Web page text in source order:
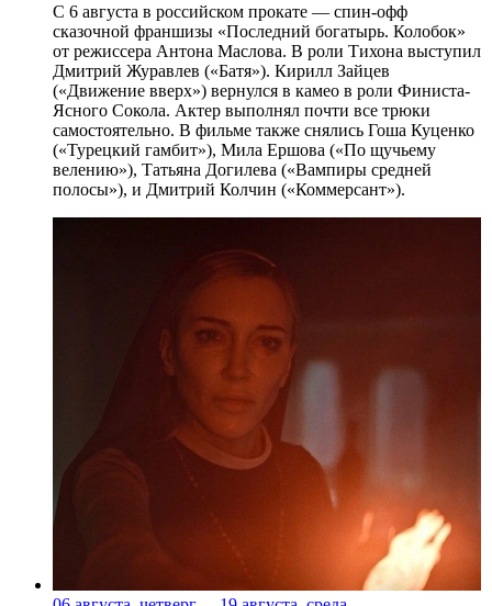
С 6 августа в российском прокате — спин-офф
сказочной франшизы «Последний богатырь. Колобок»
от режиссера Антона Маслова. В роли Тихона выступил
Дмитрий Журавлев («Батя»). Кирилл Зайцев
(«Движение вверх») вернулся в камео в роли Финиста-
Ясного Сокола. Актер выполнял почти все трюки
самостоятельно. В фильме также снялись Гоша Куценко
(«Турецкий гамбит»), Мила Ершова («По щучьему
велению»), Татьяна Догилева («Вампиры средней
полосы»), и Дмитрий Колчин («Коммерсант»).